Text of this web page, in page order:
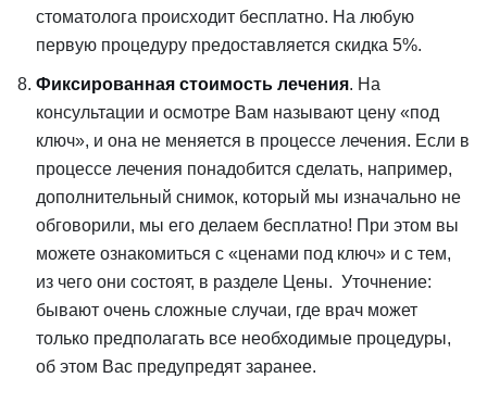
стоматолога происходит бесплатно. На любую
первую процедуру предоставляется скидка 5%.
Фиксированная стоимость лечения. На
консультации и осмотре Вам называют цену «под
ключ», и она не меняется в процессе лечения. Если в
процессе лечения понадобится сделать, например,
дополнительный снимок, который мы изначально не
обговорили, мы его делаем бесплатно! При этом вы
можете ознакомиться с «ценами под ключ» и с тем,
из чего они состоят, в разделе Цены. Уточнение:
бывают очень сложные случаи, где врач может
только предполагать все необходимые процедуры,
об этом Вас предупредят заранее.